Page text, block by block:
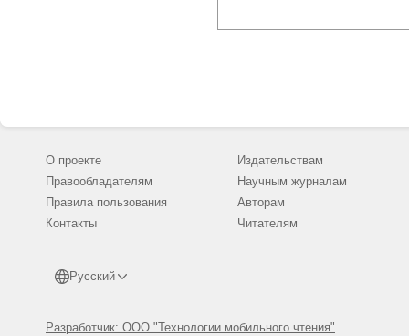
О проекте
Правообладателям
Правила пользования
Контакты
Русский
Разработчик: ООО "Технологии мобильного чтения"
Издательствам
Научным журналам
Авторам
Читателям